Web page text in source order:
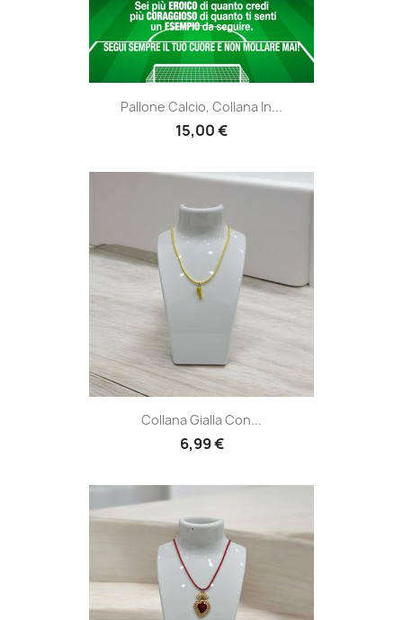
Pallone Calcio, Collana In...
15,00 €
Collana Gialla Con...
6,99 €